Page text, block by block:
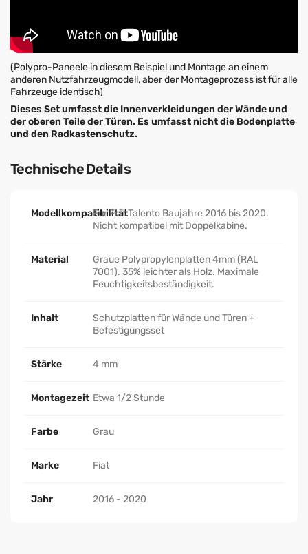
(Polypro-Paneele in diesem Beispiel und Montage an einem
anderen Nutzfahrzeugmodell, aber der Montageprozess ist für alle
Fahrzeuge identisch)
Dieses Set umfasst die Innenverkleidungen der Wände und
der oberen Teile der Türen. Es umfasst nicht die Bodenplatte
und den Radkastenschutz.
Technische Details
ModellkompatibilitätFür Fiat Talento Baujahre 2016 bis 2020.
Nicht kompatibel mit Doppelkabine.
Material
Graue Polypropylenplatten 4mm (RAL
7001). 35% leichter als Holz. Maximale
Feuchtigkeitsbeständigkeit.
Inhalt
Schutzplatten für Wände und Türen +
Befestigungsset
Stärke 4 mm
Montagezeit Etwa 1/2 Stunde
Farbe Grau
Marke Fiat
Jahr 2016 - 2020